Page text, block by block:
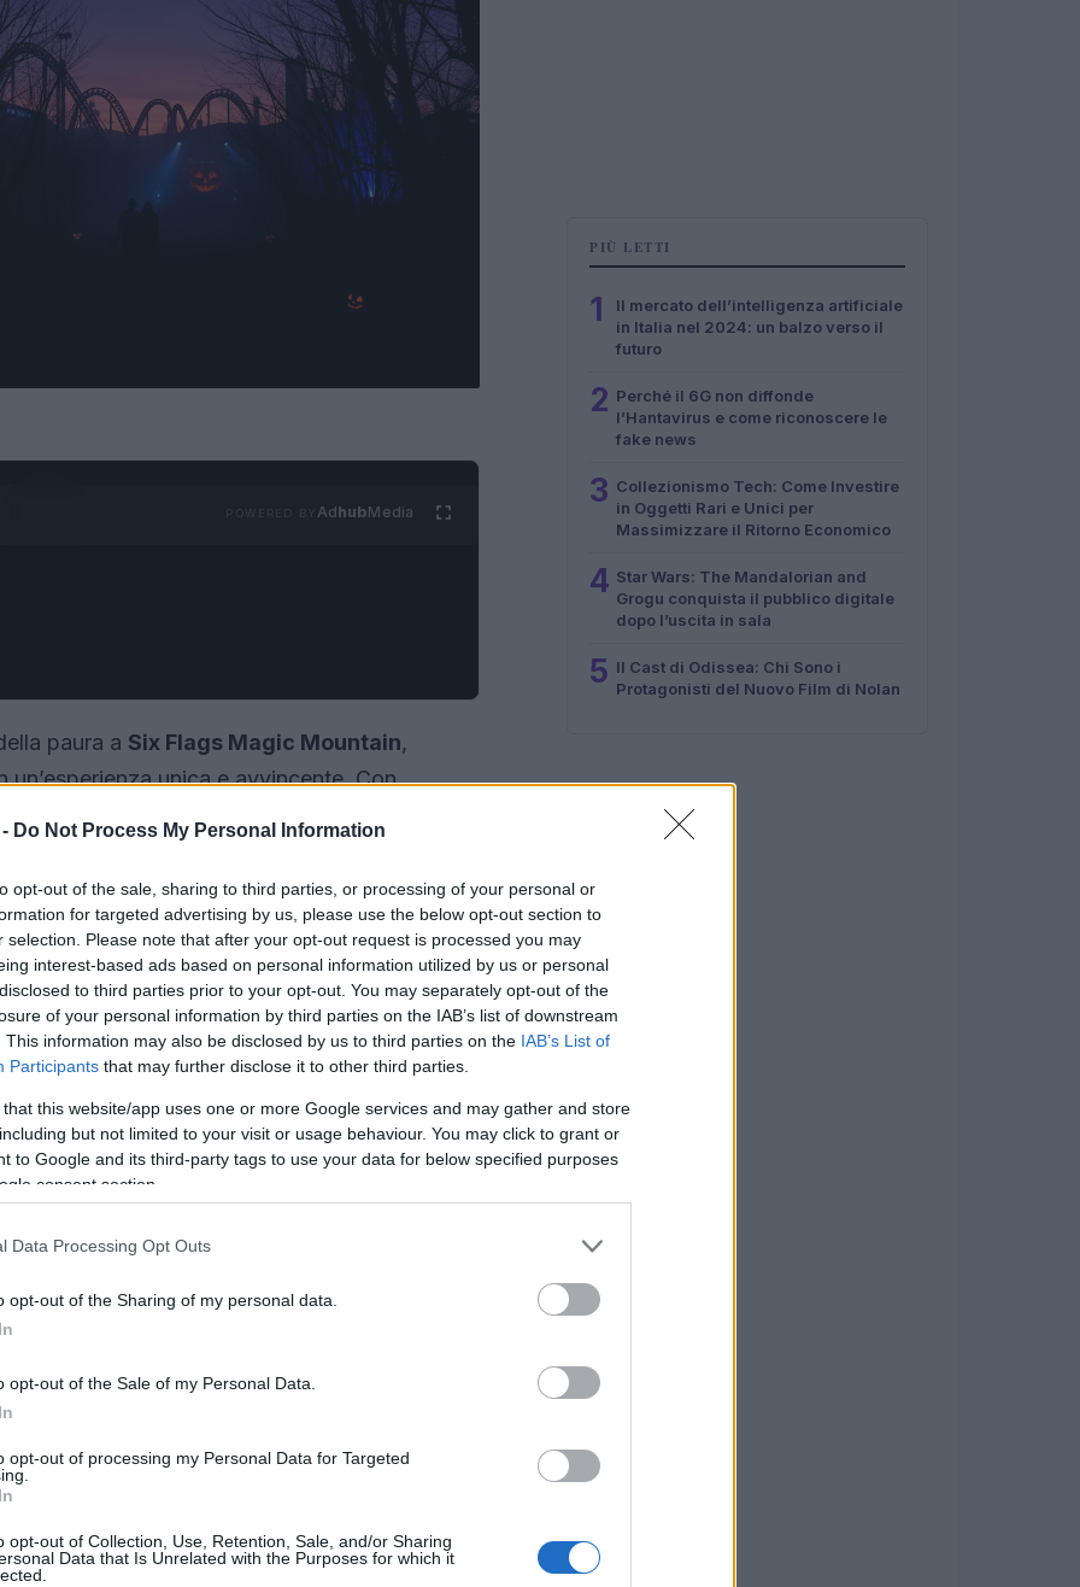
Do Not Process My Personal Information
opt-out of the sale, sharing to third parties, or processing of your personal or
for targeted advertising by us, please use the below opt-out section to
selection. Please note that after your opt-out request is processed you may
interest-based ads based on personal information utilized by us or personal
to third parties prior to your opt-out. You may separately opt-out of the
of your personal information by third parties on the IAB’s list of downstream
This information may also be disclosed by us to third parties on the IAB’s List of
Participants that may further disclose it to other third parties.
that this website/app uses one or more Google services and may gather and store
but not limited to your visit or usage behaviour. You may click to grant or
to Google and its third-party tags to use your data for below specified purposes
consent section.
Data Processing Opt Outs
opt-out of the Sharing of my personal data.
opt-out of the Sale of my Personal Data.
opt-out of processing my Personal Data for Targeted
opt-out of Collection, Use, Retention, Sale, and/or Sharing
Data that Is Unrelated with the Purposes for which it
AdhubMedia
paura a Six Flags Magic Mountain,
unica e avvincente. Con
gli ospiti possono accedere a spaventosi
parco. Tuttavia, per immergersi
labirinti notturni, è necessario un braccialetto
di deliziare gli amanti deglihorrorgrazie alla
e aziende dolciarie, creando
di punta includono il labirinto dedicato a
ispirata all’Universo de Il Conjuro.
PIÙ LETTI
1
Il mercato dell’intelligenza artificiale
in Italia nel 2024: un balzo verso il
futuro
2 Perché il 6G non diffonde
l’Hantavirus e come riconoscere le
fake news
3 Collezionismo Tech: Come Investire
in Oggetti Rari e Unici per
Massimizzare il Ritorno Economico
4 Star Wars: The Mandalorian and
Grogu conquista il pubblico digitale
dopo l’uscita in sala
5 Il Cast di Odissea: Chi Sono i
Protagonisti del Nuovo Film di Nolan